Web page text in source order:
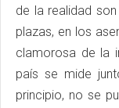
de la realidad
plazas, en los
clamorosa de la
país se mide
principio, no se